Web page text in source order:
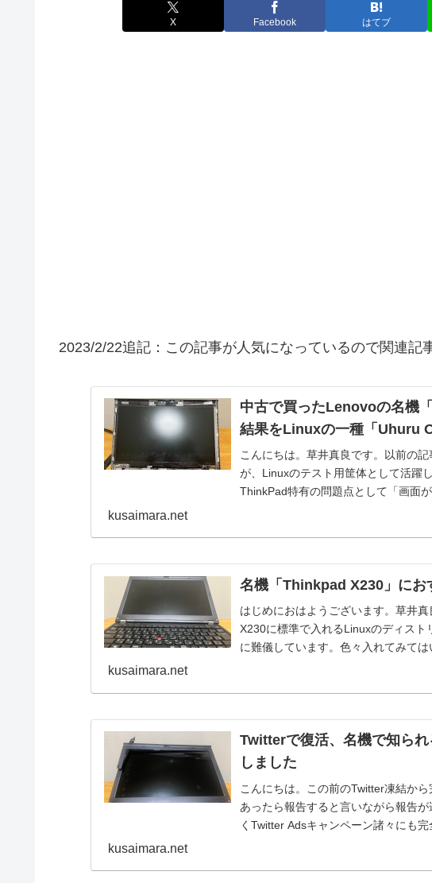
X Facebook はてブ
2023/2/22追記：この記事が人気になっているので関連記
中古で買ったLenovoの名機
結果をLinuxの一種「Uhuru
こんにちは。草井真良です。以前の
が、Linuxのテスト用筐体として活躍
ThinkPad特有の問題点として「画面
kusaimara.net
名機「Thinkpad X230」に
はじめにおはようございます。草井
X230に標準で入れるLinuxのディス
に難儀しています。色々入れてみて
kusaimara.net
Twitterで復活、名機で知ら
しました
こんにちは。この前のTwitter凍結か
あったら報告すると言いながら報告
くTwitter Adsキャンペーン諸々にも
kusaimara.net